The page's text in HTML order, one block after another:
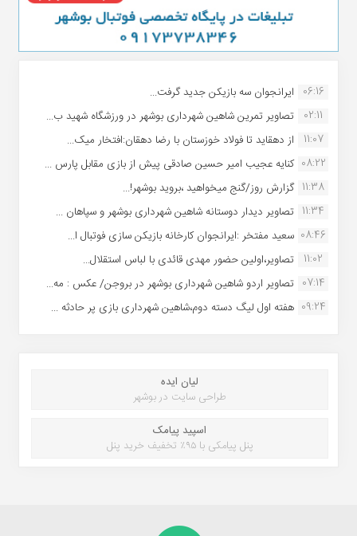
06:16 ایرانجوان سه بازیکن جدید گرفت...
02:11
تصاویر تمرین شاهین شهردارى بوشهر در ورزشگاه شهید ب...
11:07
از دهقاید تا فولاد خوزستان با رضا دهقان:افتخار میک...
08:22 کنایه عجیب امیر حسین صادقی پیش از بازی مقابل پارس ...
11:38 گزارش روز/گنج میخواهید ،بروید بوشهر!...
11:34 تصاویر دیدار دوستانه شاهین شهردارى بوشهر و سپاهان ...
08:46 سعید مفتخر :ایرانجوان کارخانه بازیکن سازی فوتبال ا...
11:02
تصاویر،اولین حضور مهدی قائدی با لباس استقلال...
07:14 تصاویر اردو شاهین شهرداری بوشهر در بروجن/ عکس : مه...
09:24 هفته اول لیگ دسته دوم،شاهین شهرداری بازی پر حادثه ...
لیان ایده
طراحی سایت در بوشهر
اسپید پیامک
پنل پیامکی با ۹۵٪ تخفیف خرید پنل